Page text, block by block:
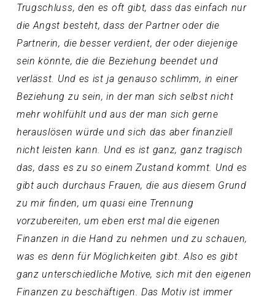
Trugschluss, den es oft gibt, dass das einfach nur
die Angst besteht, dass der Partner oder die
Partnerin, die besser verdient, der oder diejenige
sein könnte, die die Beziehung beendet und
verlässt. Und es ist ja genauso schlimm, in einer
Beziehung zu sein, in der man sich selbst nicht
mehr wohlfühlt und aus der man sich gerne
herauslösen würde und sich das aber finanziell
nicht leisten kann. Und es ist ganz, ganz tragisch
das, dass es zu so einem Zustand kommt. Und es
gibt auch durchaus Frauen, die aus diesem Grund
zu mir finden, um quasi eine Trennung
vorzubereiten, um eben erst mal die eigenen
Finanzen in die Hand zu nehmen und zu schauen,
was es denn für Möglichkeiten gibt. Also es gibt
ganz unterschiedliche Motive, sich mit den eigenen
Finanzen zu beschäftigen. Das Motiv ist immer